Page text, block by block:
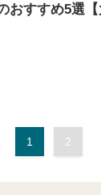
おすすめ5選
1 2